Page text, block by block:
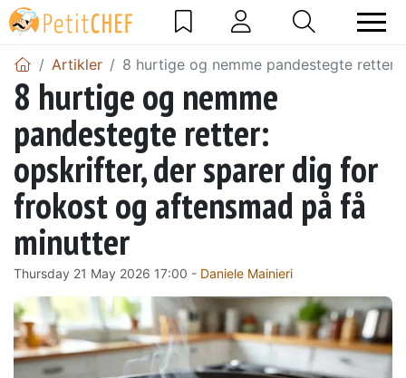
Artikler 8 hurtige og nemme pandestegte
8 hurtige og nemme
pandestegte retter:
opskrifter, der sparer dig for
frokost og aftensmad på få
minutter
Thursday 21 May 2026 17:00 - Daniele Mainieri